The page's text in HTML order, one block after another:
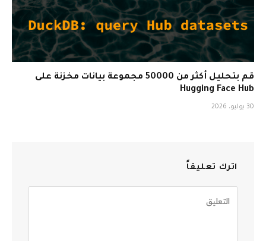
قم بتحليل أكثر من 50000 مجموعة بيانات مخزنة على
Hugging Face Hub
30 يوليو، 2026
اترك تعليقاً